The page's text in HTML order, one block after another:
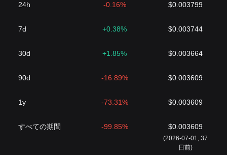
24h -0.16% $0.003799
7d +0.38% $0.003744
30d +1.85% $0.003664
90d -16.89% $0.003609
1y -73.31% $0.003609
すべての期間 -99.85% $0.003609
(2026-07-01, 37
日前)